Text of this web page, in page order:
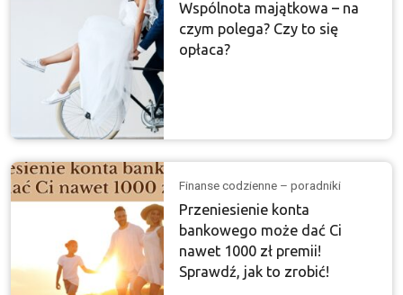
Wspólnota majątkowa – na
czym polega? Czy to się
opłaca?
Finanse codzienne – poradniki
Przeniesienie konta
bankowego może dać Ci
nawet 1000 zł premii!
Sprawdź, jak to zrobić!